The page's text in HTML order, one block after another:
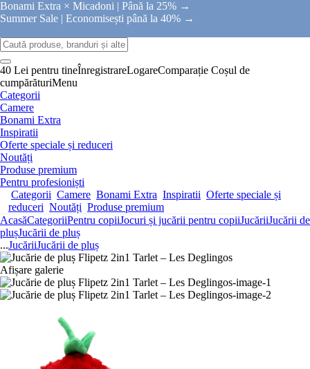
Bonami Extra × Micadoni | Până la 25% →
Summer Sale | Economisești până la 40% →
40 Lei pentru tineÎnregistrareLogareComparație Coșul de
cumpărăturiMenu
Categorii
Camere
Bonami Extra
Inspiratii
Oferte speciale și reduceri
Noutăți
Produse premium
Pentru profesioniști
Categorii Camere Bonami Extra Inspiratii Oferte speciale și
reduceri Noutăți Produse premium
AcasăCategoriiPentru copiiJocuri și jucării pentru copiiJucăriiJucării de
plușJucării de pluș
...JucăriiJucării de pluș
Afișare galerie